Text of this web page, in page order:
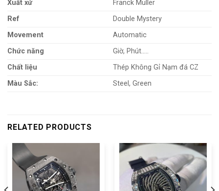
Xuất xứ
Franck Muller
Ref
Double Mystery
Movement
Automatic
Chức năng
Giờ, Phút…..
Chất liệu
Thép Không Gỉ Nạm đá CZ
Màu Sắc:
Steel, Green
RELATED PRODUCTS